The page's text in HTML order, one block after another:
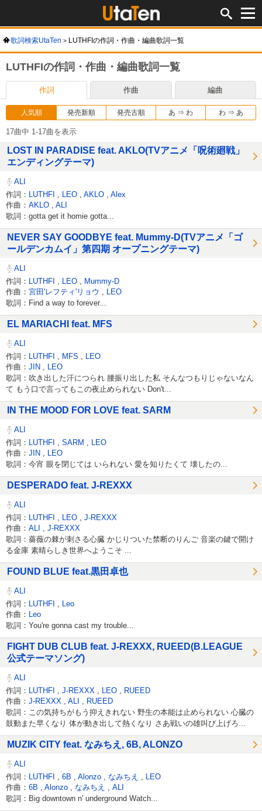
歌詞検索UtaTen LUTHFIの作詞・作曲・編曲歌詞一覧
LUTHFIの作詞・作曲・編曲歌詞一覧
作詞 作曲 編曲
人気順 発売新順 発売古順 あ ⇒ わ わ ⇒ あ
17曲中 1-17曲を表示
LOST IN PARADISE feat. AKLO(TVアニメ「呪術廻戦」
エンディングテーマ)
ALI
作詞： LUTHFI LEO AKLO
Alex
作曲： AKLO ALI
歌詞：gotta get it homie gotta...
NEVER SAY GOODBYE feat. Mummy-D(TVアニメ「ゴ
ールデンカムイ」第四期 オープニングテーマ)
ALI
作詞： LUTHFI LEO
Mummy-D
作曲： 宮田'レフティ'リョウ LEO
歌詞：Find a way to forever...
EL MARIACHI feat. MFS
ALI
作詞： LUTHFI MFS
LEO
作曲： JIN LEO
歌詞：吹き出した汗につられ 腰振り出した私 そんなつもりじゃないなん
て もう口で言ってもこの夜止められない Don't...
IN THE MOOD FOR LOVE feat. SARM
ALI
作詞： LUTHFI SARM
LEO
作曲： JIN LEO
歌詞：今宵 眼を閉じては いられない 愛を知りたくて 壊したの...
DESPERADO feat. J-REXXX
ALI
作詞： LUTHFI LEO
J-REXXX
作曲： ALI J-REXXX
歌詞：薔薇の棘が刺さる心臓 かじりついた禁断のりんご 音楽の鍵で開け
る金庫 素晴らしき世界へようこそ ...
FOUND BLUE feat.黒田卓也
ALI
作詞： LUTHFI
Leo
作曲：
Leo
歌詞：You're gonna cast my trouble...
FIGHT DUB CLUB feat. J-REXXX, RUEED(B.LEAGUE
公式テーマソング)
ALI
作詞： LUTHFI J-REXXX LEO
RUEED
作曲： J-REXXX ALI RUEED
歌詞：この気持ちがもう抑えきれない 野生の本能は止められない 心臓の
鼓動また早くなり 体が動き出して熱くなり さあ戦いの雄叫び上げろ...
MUZIK CITY feat. なみちえ, 6B, ALONZO
ALI
作詞： LUTHFI 6B Alonzo なみちえ
LEO
作曲： 6B Alonzo なみちえ ALI
歌詞：Big downtown n' underground Watch...